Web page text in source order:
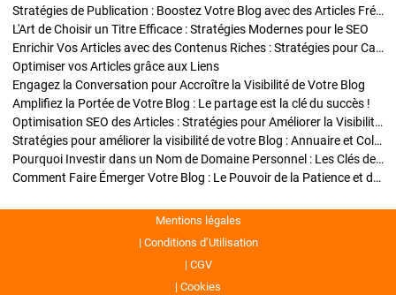
Stratégies de Publication : Boostez Votre Blog avec des Articles Fréquents et Exclusifs
L'Art de Choisir un Titre Efficace : Stratégies Modernes pour le SEO
Enrichir Vos Articles avec des Contenus Riches : Stratégies pour Captiver et Optimiser
Optimiser vos Articles grâce aux Liens
Engagez la Conversation pour Accroître la Visibilité de Votre Blog
Amplifiez la Portée de Votre Blog : Le partage est la clé du succès !
Optimisation SEO des Articles : Stratégies pour Améliorer la Visibilité de Votre Blog
Stratégies pour améliorer la visibilité de votre Blog : Annuaire et Collaborations
Pourquoi Investir dans un Nom de Domaine Personnel : Les Clés de la Réussite de Votre Blog
Comment Faire Émerger Votre Blog : Le Pouvoir de la Patience et de la Persévérance
Mentions légales
Conditions d’Utilisation
CGV
Cookies